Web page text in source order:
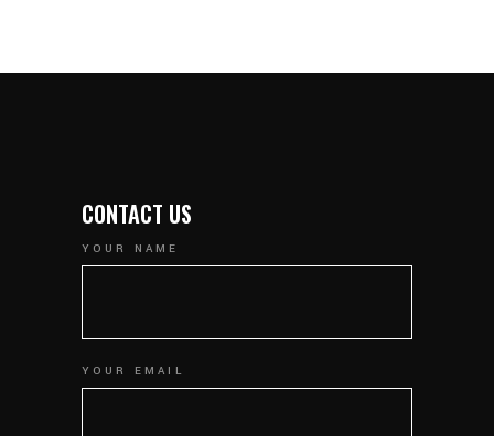
CONTACT US
YOUR NAME
YOUR EMAIL